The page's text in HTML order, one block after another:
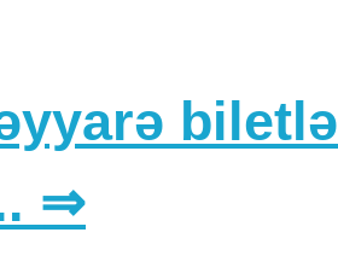
⇒